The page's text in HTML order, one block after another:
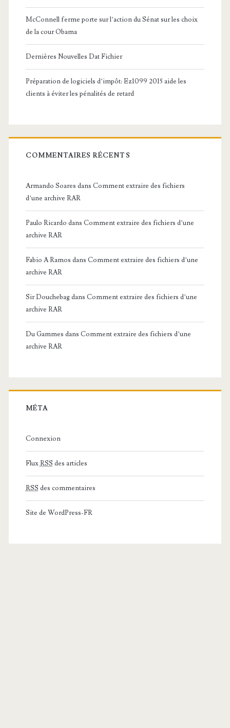
McConnell ferme porte sur l’action du Sénat sur les choix
de la cour Obama
Dernières Nouvelles Dat Fichier
Préparation de logiciels d’impôt: Ez1099 2015 aide les
clients à éviter les pénalités de retard
COMMENTAIRES RÉCENTS
Armando Soares dans Comment extraire des fichiers
d’une archive RAR
Paulo Ricardo dans Comment extraire des fichiers d’une
archive RAR
Fabio A Ramos dans Comment extraire des fichiers d’une
archive RAR
Sir Douchebagdans Comment extraire des fichiers d’une
archive RAR
Du Gammes dans Comment extraire des fichiers d’une
archive RAR
MÉTA
Connexion
FluxRSS des articles
RSS des commentaires
Site de WordPress-FR